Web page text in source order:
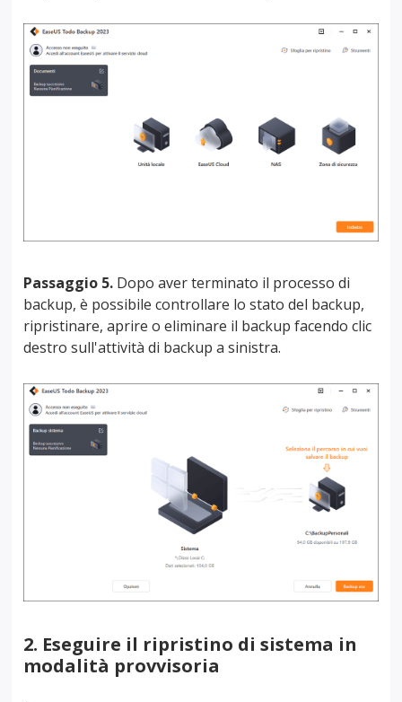
Passaggio 5. Dopo aver terminato il processo di
backup, è possibile controllare lo stato del backup,
ripristinare, aprire o eliminare il backup facendo clic
destro sull'attività di backup a sinistra.
2. Eseguire il ripristino di sistema in
modalità provvisoria